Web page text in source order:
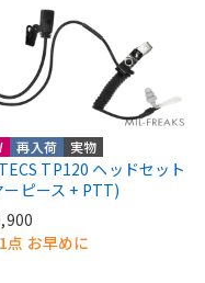
再入荷 実物
TP120 ヘッドセット
ーピース + PTT)
点 お早めに